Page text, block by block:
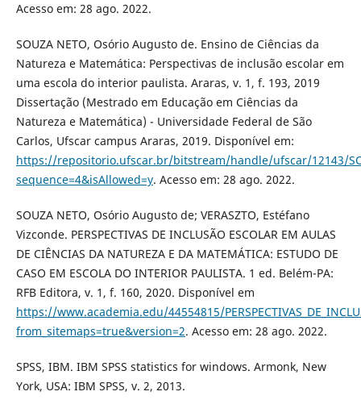
Acesso em: 28 ago. 2022.
SOUZA NETO, Osório Augusto de. Ensino de Ciências da
Natureza e Matemática: Perspectivas de inclusão escolar em
uma escola do interior paulista. Araras, v. 1, f. 193, 2019
Dissertação (Mestrado em Educação em Ciências da
Natureza e Matemática) - Universidade Federal de São
Carlos, Ufscar campus Araras, 2019. Disponível em:
https://repositorio.ufscar.br/bitstream/handle/ufscar/12143/
sequence=4&isAllowed=y. Acesso em: 28 ago. 2022.
SOUZA NETO, Osório Augusto de; VERASZTO, Estéfano
Vizconde. PERSPECTIVAS DE INCLUSÃO ESCOLAR EM AULAS
DE CIÊNCIAS DA NATUREZA E DA MATEMÁTICA: ESTUDO DE
CASO EM ESCOLA DO INTERIOR PAULISTA. 1 ed. Belém-PA:
RFB Editora, v. 1, f. 160, 2020. Disponível em
https://www.academia.edu/44554815/
from_sitemaps=true&version=2. Acesso em: 28 ago. 2022.
SPSS, IBM. IBM SPSS statistics for windows. Armonk, New
York, USA: IBM SPSS, v. 2, 2013.